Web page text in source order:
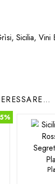
, Sicilia, Vini